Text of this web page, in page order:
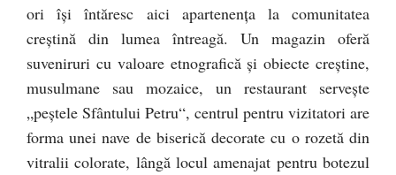
ori îşi întăresc aici apartenenţa la comunitatea
creştină din lumea întreagă. Un magazin oferă
suveniruri cu valoare etnografică şi obiecte creştine,
musulmane sau mozaice, un restaurant serveşte
„peştele Sfântului Petru“, centrul pentru vizitatori are
forma unei nave de biserică decorate cu o rozetă din
vitralii colorate, lângă locul amenajat pentru botezul